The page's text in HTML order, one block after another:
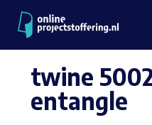
twine
entangle